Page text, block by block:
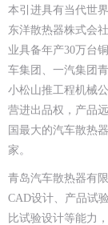
本引进具有当代世
东洋散热器株式会
业具备年产30万台
车集团、一汽集团
小松山推工程机械
营进出品权，产品
国最大的汽车散热
家。
青岛汽车散热器有
CAD设计、产品试
比试验设计等能力